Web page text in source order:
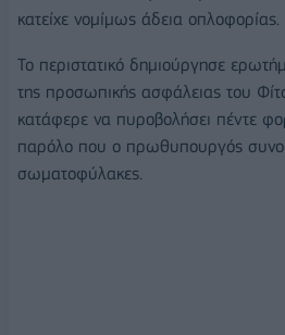
κατείχε νομίμως άδεια οπλοφορίας.
Το περιστατικό δημιούργησε
της προσωπικής ασφάλειας του
κατάφερε να πυροβολήσει πέντε
παρόλο που ο πρωθυπουργός
σωματοφύλακες.